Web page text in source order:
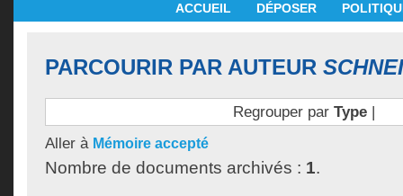
ACCUEIL DÉPOSER
PARCOURIR PAR AUTEUR
Regrouper par Type|
Aller à Mémoire accepté
Nombre de documents archivés : 1.